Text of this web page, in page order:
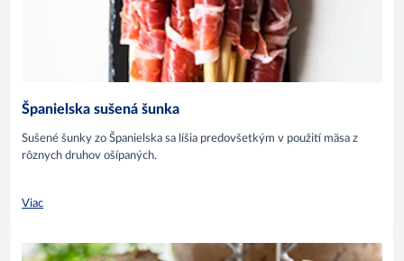
Španielska sušená šunka
Sušené šunky zo Španielska sa líšia predovšetkým v použití mäsa z
rôznych druhov ošípaných.
Viac